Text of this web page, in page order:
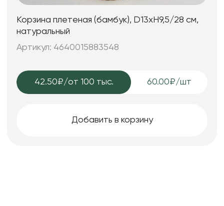
Корзина плетеная (бамбук), D13xH9,5/28 см,
натуральный
Артикул: 4640015883548
42.50₽/от 100 тыс. 60.00₽/шт
Добавить в корзину